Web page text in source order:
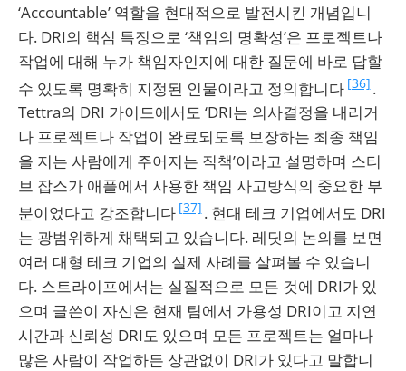
‘Accountable’ 역할을 현대적으로 발전시킨 개념입니
다. DRI의 핵심 특징으로 ‘책임의 명확성’은 프로젝트나
작업에 대해 누가 책임자인지에 대한 질문에 바로 답할
수 있도록 명확히 지정된 인물이라고 정의합니다 [36] .
Tettra의 DRI 가이드에서도 ‘DRI는 의사결정을 내리거
나 프로젝트나 작업이 완료되도록 보장하는 최종 책임
을 지는 사람에게 주어지는 직책’이라고 설명하며 스티
브 잡스가 애플에서 사용한 책임 사고방식의 중요한 부
분이었다고 강조합니다 [37] . 현대 테크 기업에서도 DRI
는 광범위하게 채택되고 있습니다. 레딧의 논의를 보면
여러 대형 테크 기업의 실제 사례를 살펴볼 수 있습니
다. 스트라이프에서는 실질적으로 모든 것에 DRI가 있
으며 글쓴이 자신은 현재 팀에서 가용성 DRI이고 지연
시간과 신뢰성 DRI도 있으며 모든 프로젝트는 얼마나
많은 사람이 작업하든 상관없이 DRI가 있다고 말합니